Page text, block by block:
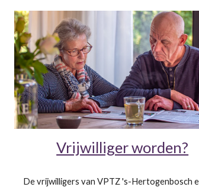
Vrijwilliger worden?
De vrijwilligers van VPTZ 's-Hertogenbosch